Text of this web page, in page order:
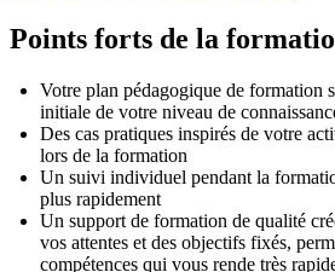
Points forts de la
Votre plan pédagogique de formation
initiale de votre niveau de
Des cas pratiques inspirés de votre
lors de la formation
Un suivi individuel pendant la
plus rapidement
Un support de formation de qualité
vos attentes et des objectifs fixés,
compétences qui vous rende très